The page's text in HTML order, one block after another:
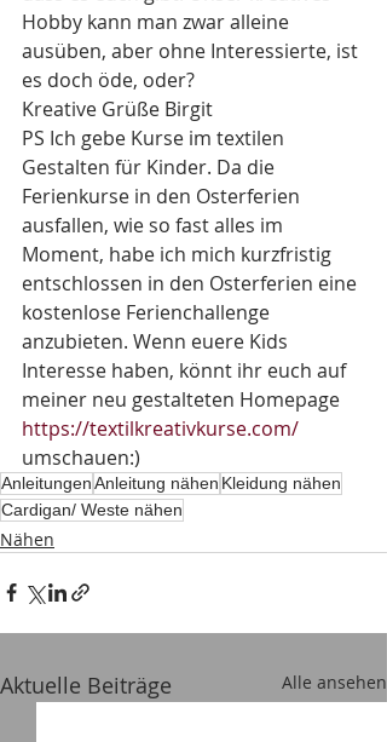
Hobby kann man zwar alleine
ausüben, aber ohne Interessierte, ist
es doch öde, oder?
Kreative Grüße Birgit
PS Ich gebe Kurse im textilen
Gestalten für Kinder. Da die
Ferienkurse in den Osterferien
ausfallen, wie so fast alles im
Moment, habe ich mich kurzfristig
entschlossen in den Osterferien eine
kostenlose Ferienchallenge
anzubieten. Wenn euere Kids
Interesse haben, könnt ihr euch auf
meiner neu gestalteten Homepage
https://textilkreativkurse.com/
umschauen:)
AnleitungenAnleitung nähen Kleidung nähen
Cardigan/ Weste nähen
Nähen
Aktuelle Beiträge Alle ansehen